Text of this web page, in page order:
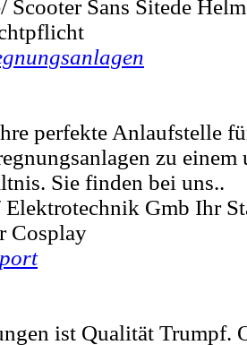
Scooter Sans Sitede
perfekte Anlaufstelle
zu einem
Sie finden bei uns..
Elektrotechnik Gmb Ihr
Cosplay
ist Qualität Trumpf.